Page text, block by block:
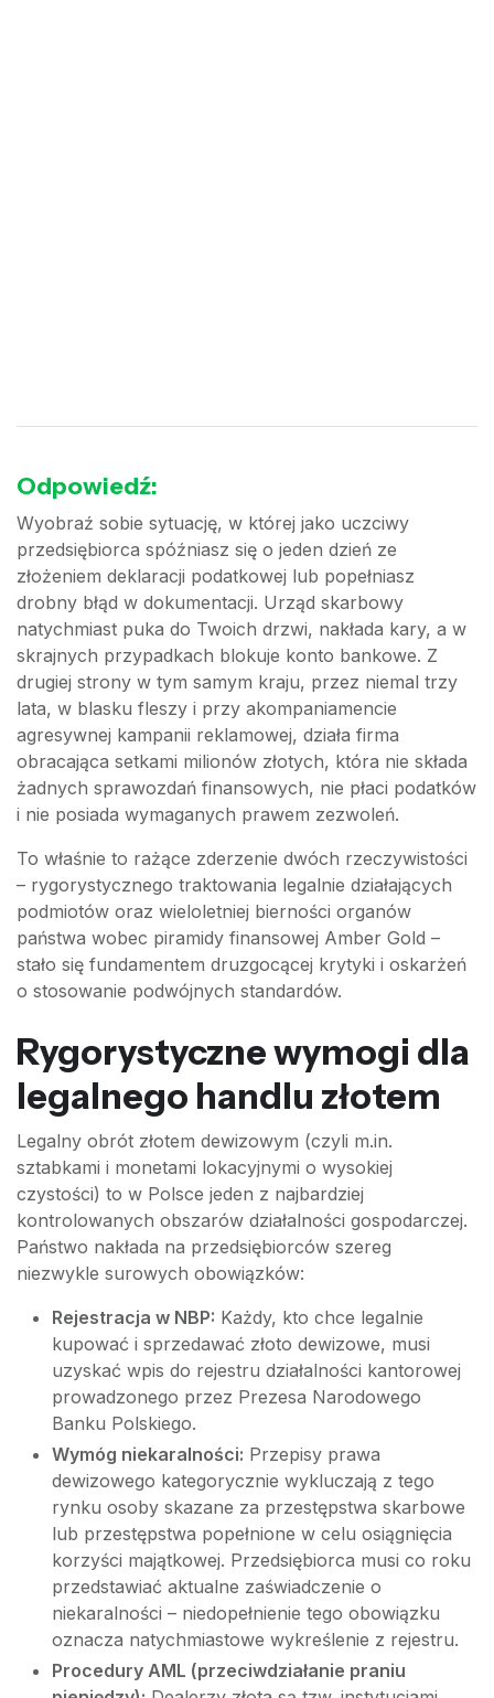
Odpowiedź:
Wyobraź sobie sytuację, w której jako uczciwy
przedsiębiorca spóźniasz się o jeden dzień ze
złożeniem deklaracji podatkowej lub popełniasz
drobny błąd w dokumentacji. Urząd skarbowy
natychmiast puka do Twoich drzwi, nakłada kary, a w
skrajnych przypadkach blokuje konto bankowe. Z
drugiej strony w tym samym kraju, przez niemal trzy
lata, w blasku fleszy i przy akompaniamencie
agresywnej kampanii reklamowej, działa firma
obracająca setkami milionów złotych, która nie składa
żadnych sprawozdań finansowych, nie płaci podatków
i nie posiada wymaganych prawem zezwoleń.
To właśnie to rażące zderzenie dwóch rzeczywistości
– rygorystycznego traktowania legalnie działających
podmiotów oraz wieloletniej bierności organów
państwa wobec piramidy finansowej Amber Gold –
stało się fundamentem druzgocącej krytyki i oskarżeń
o stosowanie podwójnych standardów.
Rygorystyczne wymogi dla
legalnego handlu złotem
Legalny obrót złotem dewizowym (czyli m.in.
sztabkami i monetami lokacyjnymi o wysokiej
czystości) to w Polsce jeden z najbardziej
kontrolowanych obszarów działalności gospodarczej.
Państwo nakłada na przedsiębiorców szereg
niezwykle surowych obowiązków:
Rejestracja w NBP: Każdy, kto chce legalnie
kupować i sprzedawać złoto dewizowe, musi
uzyskać wpis do rejestru działalności kantorowej
prowadzonego przez Prezesa Narodowego
Banku Polskiego.
Wymóg niekaralności: Przepisy prawa
dewizowego kategorycznie wykluczają z tego
rynku osoby skazane za przestępstwa skarbowe
lub przestępstwa popełnione w celu osiągnięcia
korzyści majątkowej. Przedsiębiorca musi co roku
przedstawiać aktualne zaświadczenie o
niekaralności – niedopełnienie tego obowiązku
oznacza natychmiastowe wykreślenie z rejestru.
Procedury AML (przeciwdziałanie praniu